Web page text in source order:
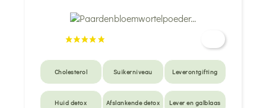
Cholesterol Suikerniveau Leverontgifting
Huid detox Afslankende detox Lever en galblaas